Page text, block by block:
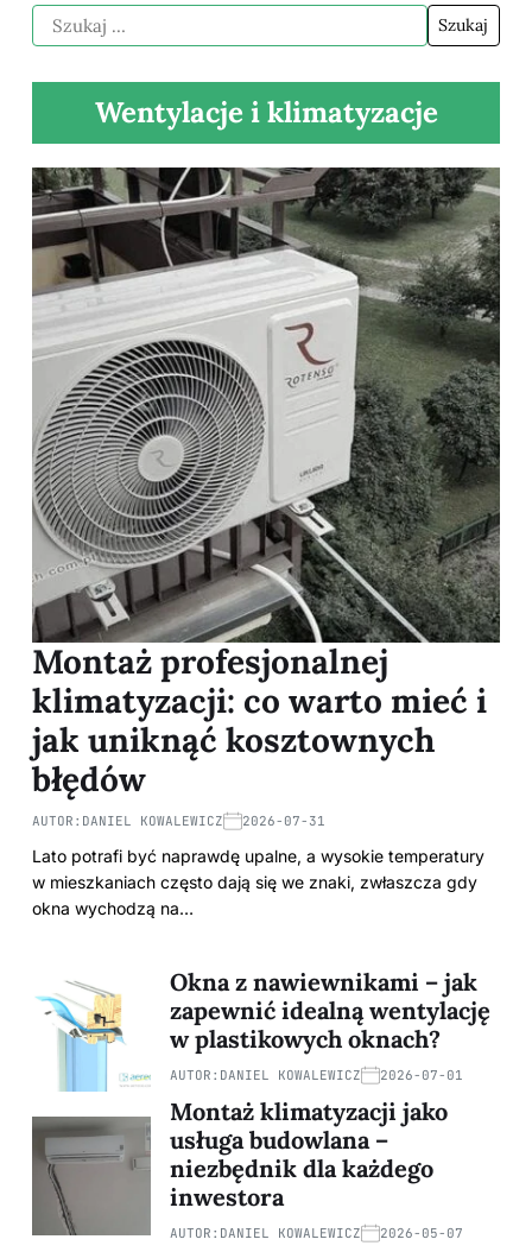
Wentylacje i klimatyzacje
Montaż profesjonalnej
klimatyzacji: co warto mieć i
jak uniknąć kosztownych
błędów
AUTOR: DANIEL KOWALEWICZ 2026-07-31
Lato potrafi być naprawdę upalne, a wysokie temperatury
w mieszkaniach często dają się we znaki, zwłaszcza gdy
okna wychodzą na…
Okna z nawiewnikami – jak
zapewnić idealną wentylację
w plastikowych oknach?
AUTOR: DANIEL KOWALEWICZ 2026-07-01
Montaż klimatyzacji jako
usługa budowlana –
niezbędnik dla każdego
inwestora
AUTOR: DANIEL KOWALEWICZ 2026-05-07